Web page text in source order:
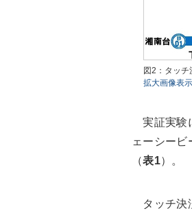
図2：タッチ
拡大画像表示
実証実験
ェーシー
（表1）。
タッチ決